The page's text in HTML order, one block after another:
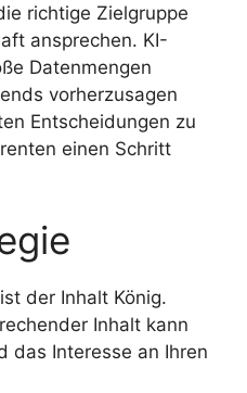
richtige Zielgruppe
ansprechen. KI-
Datenmengen
vorherzusagen
Entscheidungen zu
einen Schritt
der Inhalt König.
Inhalt kann
das Interesse an Ihren